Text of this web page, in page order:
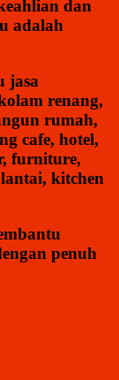
dan
adalah
jasa
renang,
rumah,
cafe, hotel,
furniture,
kitchen
penuh